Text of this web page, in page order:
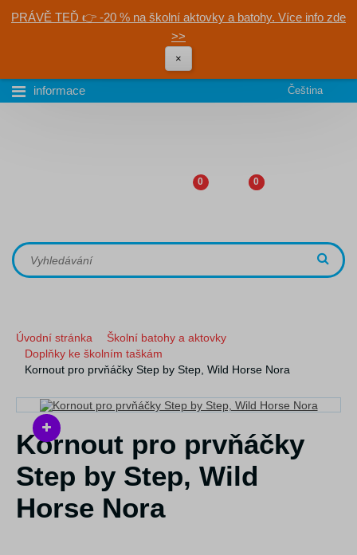
PRÁVĚ TEĎ 👉 -20 % na školní aktovky a batohy. Více info zde
>>
×
informace Čeština
0 0
Úvodní stránka
Školní batohy a aktovky
Doplňky ke školním taškám
Kornout pro prvňáčky Step by Step, Wild Horse Nora
Kornout pro prvňáčky
Step by Step, Wild
Horse Nora